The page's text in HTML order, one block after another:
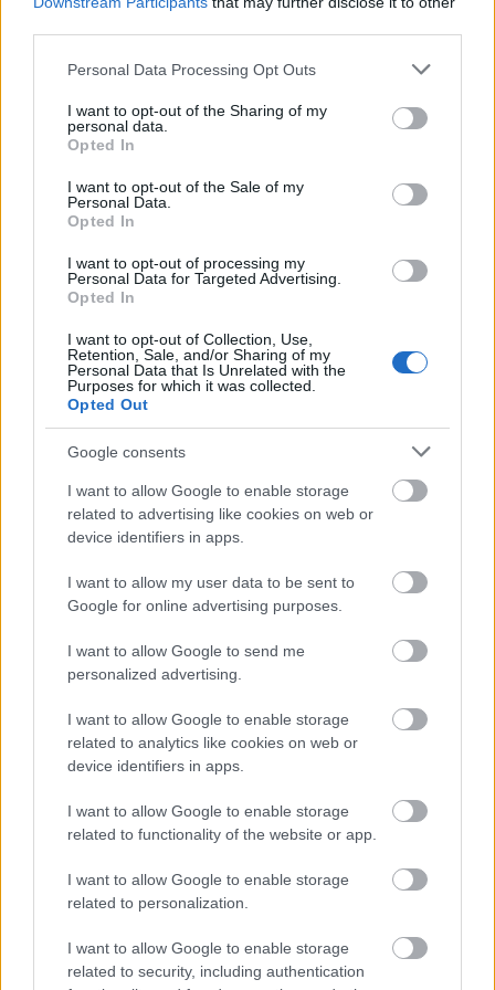
Please note that this website/app uses one or more Google
not limited to your visit or usage behaviour. You may click to
grant or deny consent to Google and its third-party tags to
use your data for below specified purposes in below Google
consent section.
Personal Data Processing Opt Outs
I want to opt-out of the Sharing of my
personal data.
Opted In
I want to opt-out of the Sale of my
Personal Data.
Opted In
I want to opt-out of processing my
Personal Data for Targeted Advertising.
Opted In
I want to opt-out of Collection, Use,
Retention, Sale, and/or Sharing of my
Personal Data that Is Unrelated with the
Purposes for which it was collected.
Opted Out
Google consents
I want to allow Google to enable storage
related to advertising like cookies on web or
device identifiers in apps.
I want to allow my user data to be sent to
Google for online advertising purposes.
I want to allow Google to send me
personalized advertising.
I want to allow Google to enable storage
related to analytics like cookies on web or
device identifiers in apps.
I want to allow Google to enable storage
related to functionality of the website or app.
I want to allow Google to enable storage
related to personalization.
I want to allow Google to enable storage
related to security, including authentication
των φοιτητών, των θρύλων και των παραδόσεων. Η
θρυλική Παμβώτιδα, το στολίδι των Ιωαννίνων,
προσφέρει το ιδανικό σκηνικό για αξέχαστες βόλτες
στην πρωτεύουσα της Ηπείρου. Η ζωή της πόλης
περιστρέφεται γύρω της. Ο παραλιακός δρόμος είναι
φύλλα τους τις όχθες της λίμνης. Περπάτημα ή
ποδήλατο, ό,τι κι αν επιλέξετε για βόλτα, η διαδρομή
δίπλα στα γαλήνια νερά θα σας ανταμείψει.
Κόνιτσα
Πηγή: Shutterstock
Τρεις ποταμοί (Αώος, Βοϊδομάτης και Σαραντάπορος),
τοξωτά γεφύρια και ο Εθνικός Δρυμός Βίκου-Αώου,
δημιουργούν ένα μωσαϊκό εμπειριών σε μία από τις
ομορφότερες περιοχές της Ελλάδας. Στην είσοδο της
Κόνιτσαςσε καλωσορίζει το ξακουστό πετρόχτιστο
Φρόντζου (1870). Από εδώ ξεκινάει το ταξίδι σε έναν τόπο